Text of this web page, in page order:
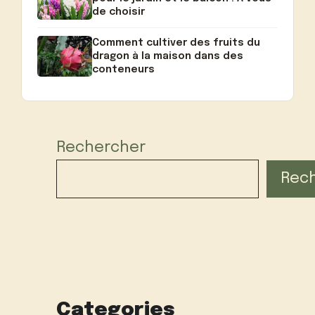
de choisir
Comment cultiver des fruits du
dragon à la maison dans des
conteneurs
Rechercher
Categories